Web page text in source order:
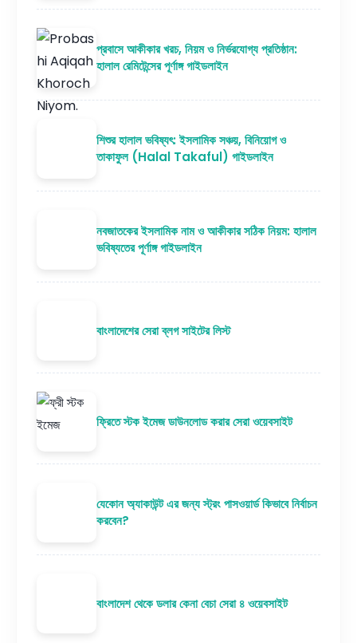
প্রবাসে আকীকার খরচ, নিয়ম ও নির্ভরযোগ্য প্রতিষ্ঠান:
হালাল রেমিটেন্সের পূর্ণাঙ্গ গাইডলাইন
শিশুর হালাল ভবিষ্যৎ: ইসলামিক সঞ্চয়, বিনিয়োগ ও
তাকাফুল (Halal Takaful) গাইডলাইন
নবজাতকের ইসলামিক নাম ও আকীকার সঠিক নিয়ম: হালাল
ভবিষ্যতের পূর্ণাঙ্গ গাইডলাইন
বাংলাদেশের সেরা ব্লগ সাইটের লিস্ট
ফ্রিতে স্টক ইমেজ ডাউনলোড করার সেরা ওয়েবসাইট
যেকোন অ্যাকাউন্ট এর জন্য স্ট্রং পাসওয়ার্ড কিভাবে নির্বাচন
করবেন?
বাংলাদেশ থেকে ডলার কেনা বেচা সেরা ৪ ওয়েবসাইট